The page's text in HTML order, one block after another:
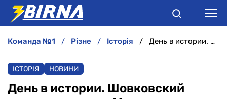
АНАЛІТИКА
команда №1 різне історія День в истории. Шовковский вышел на серию 11-метровых
ІСТОРІЯ НОВИНИ
День в истории. Шовковский